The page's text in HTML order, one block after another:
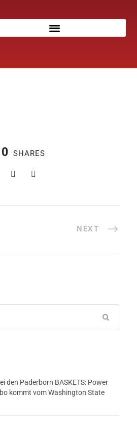
0 SHARES
NEXT
den Paderborn BASKETS: Power
kommt vom Washington State